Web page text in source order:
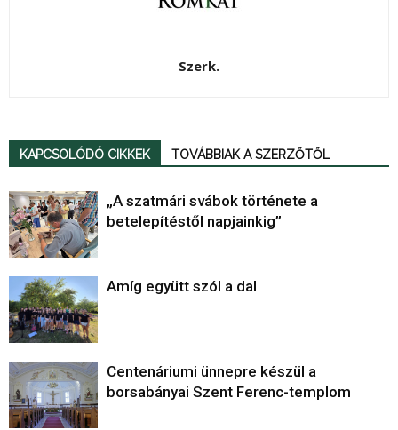
Szerk.
KAPCSOLÓDÓ CIKKEK TOVÁBBIAK A SZERZŐTŐL
„A szatmári svábok története a
betelepítéstől napjainkig”
Amíg együtt szól a dal
Centenáriumi ünnepre készül a
borsabányai Szent Ferenc-templom